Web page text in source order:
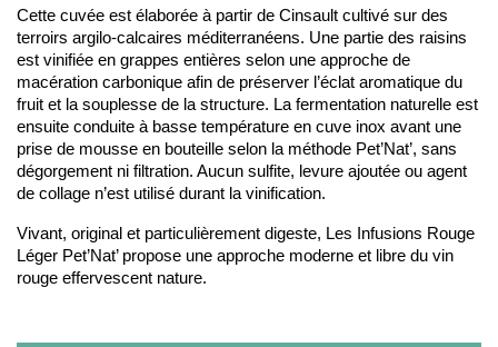
Cette cuvée est élaborée à partir de Cinsault cultivé sur des
terroirs argilo-calcaires méditerranéens. Une partie des raisins
est vinifiée en grappes entières selon une approche de
macération carbonique afin de préserver l’éclat aromatique du
fruit et la souplesse de la structure. La fermentation naturelle est
ensuite conduite à basse température en cuve inox avant une
prise de mousse en bouteille selon la méthode Pet’Nat’, sans
dégorgement ni filtration. Aucun sulfite, levure ajoutée ou agent
de collage n’est utilisé durant la vinification.
Vivant, original et particulièrement digeste, Les Infusions Rouge
Léger Pet’Nat’ propose une approche moderne et libre du vin
rouge effervescent nature.